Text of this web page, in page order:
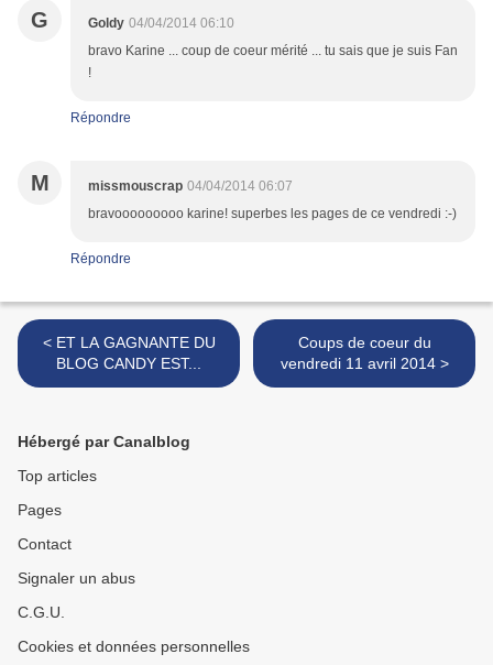
G Goldy 04/04/2014 06:10
bravo Karine ... coup de coeur mérité ... tu sais que je suis Fan
!
Répondre
M missmouscrap 04/04/2014 06:07
bravooooooooo karine! superbes les pages de ce vendredi :-)
Répondre
< ET LA GAGNANTE DU
BLOG CANDY EST...
Coups de coeur du
vendredi 11 avril 2014 >
Hébergé par Canalblog
Top articles
Pages
Contact
Signaler un abus
C.G.U.
Cookies et données personnelles